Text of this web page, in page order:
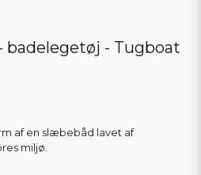
badelegetøj - Tugboat
af en slæbebåd lavet af
miljø.